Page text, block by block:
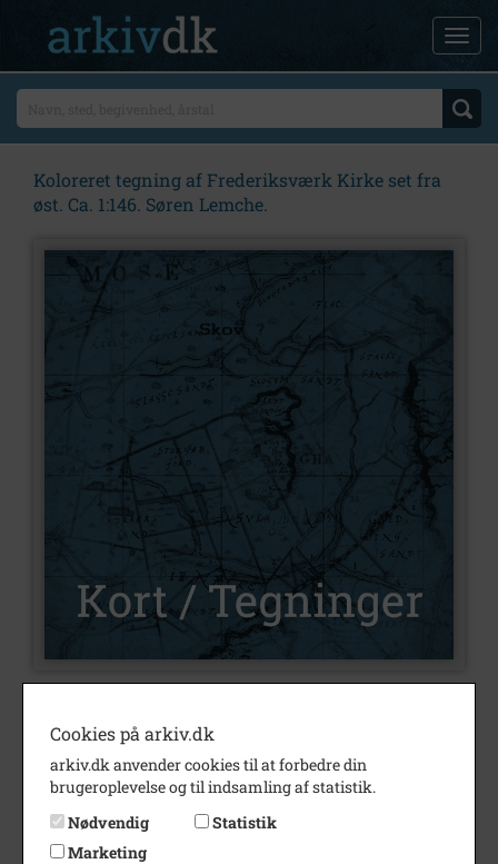
Koloreret tegning af Frederiksværk Kirke set fra
øst. Ca. 1:146. Søren Lemche.
Type
Kort og tegninger
Beskrivelse
Forslag til en Kirke i
Frederiksværk, Kirken set mod
Choret
Cookies på arkiv.dk
arkiv.dk anvender cookies til at forbedre din
brugeroplevelse og til indsamling af statistik.
Nødvendig
Statistik
Marketing